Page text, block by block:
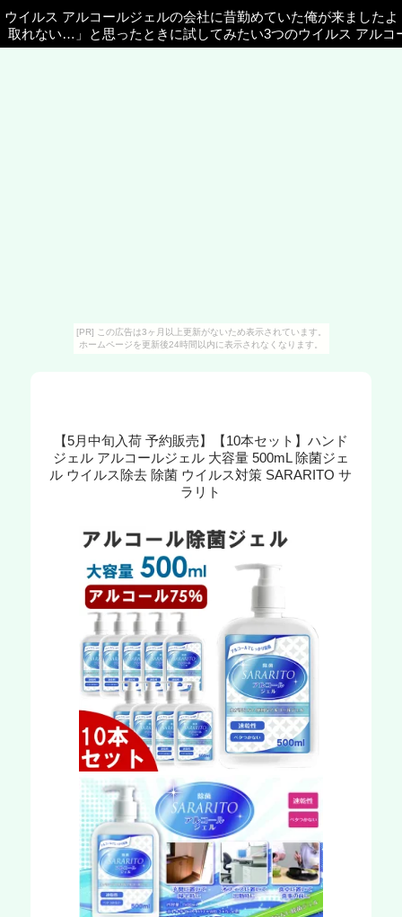
[PR] この広告は3ヶ月以上更新がないため表示されています。
ホームページを更新後24時間以内に表示されなくなります。
ウイルス アルコールジェルの会社に昔勤めていた俺が来ましたよ
取れない…」と思ったときに試してみたい3つのウイルス アルコ
【5月中旬入荷 予約販売】【10本セット】ハンド
ジェル アルコールジェル 大容量 500mL 除菌ジェ
ル ウイルス除去 除菌 ウイルス対策 SARARITO サ
ラリト